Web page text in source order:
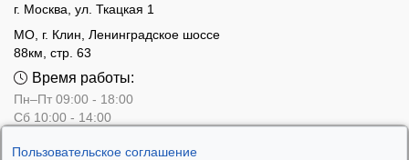
Пользовательское соглашение
г. Москва, ул. Ткацкая 1
МО, г. Клин, Ленинградское шоссе
88км, стр. 63
Время работы:
Пн–Пт 09:00 - 18:00
Сб 10:00 - 14:00